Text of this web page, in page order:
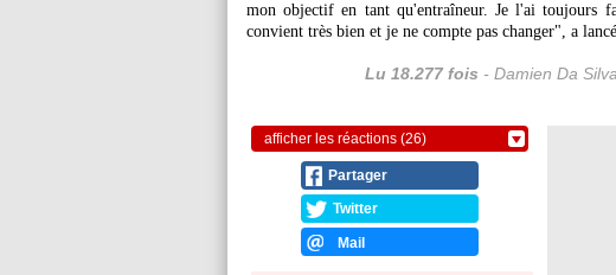
mon objectif en tant qu'entraîneur. Je l'ai toujours
convient très bien et je ne compte pas changer", a
Lu 18.277 fois - Damien Da
afficher les réactions (26)
Partager
Twitter
Mail